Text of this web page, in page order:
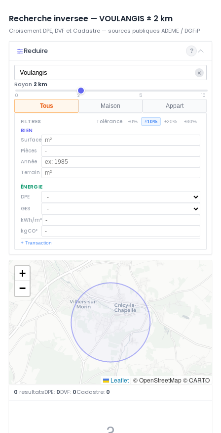
Recherche inversee — VOULANGIS ± 2 km
Croisement DPE, DVF et Cadastre — sources publiques ADEME / DGFiP
Reduire ?
×
Rayon 2 km
0 2 5 10
Tous Maison Appart
FILTRES Tolérance ±0% ±10% ±20% ±30%
BIEN
Surface
Pièces
Année
Terrain
ÉNERGIE
DPE
GES
kWh/m²
kgCO²
+ Transaction
0 resultatsDPE: 0DVF: 0Cadastre: 0
+
−
Leaflet | © OpenStreetMap © CARTO